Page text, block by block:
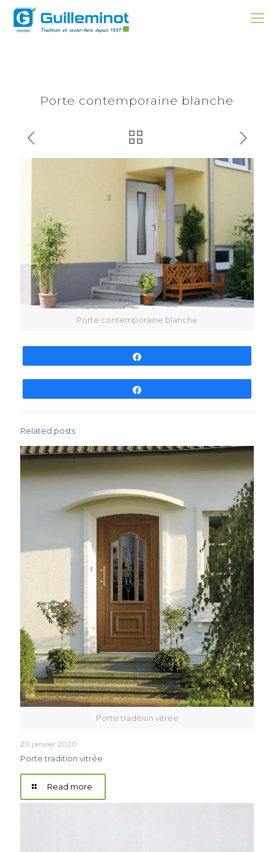
Porte contemporaine blanche
Porte contemporaine blanche
Related posts
Porte tradition vitrée
20 janvier 2020
Porte tradition vitrée
Read more